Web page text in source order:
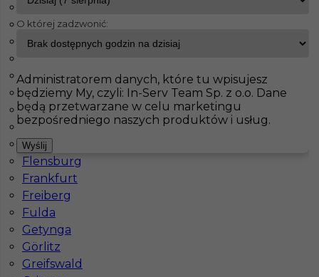
InServ Oferty pracy Essen
Pokaż filtr
Bonn
Chemnitz
Darmstadt
Drezno
Duisburg
Düsseldorf
Erfurt
Essen
Flensburg
Frankfurt
Freiberg
Fulda
Getynga
Görlitz
Greifswald
Cieśla szalunkowy / zbrojarz praca zagranica
Kategoria Prace budowlane
szalunkowy ,
O której zadzwonić:
Administratorem danych, które tu wpisujesz
będziemy My, czyli: In-Serv Team Sp. z o.o. Dane
będą przetwarzane w celu marketingu
bezpośredniego naszych produktów i usług.
Wyślij